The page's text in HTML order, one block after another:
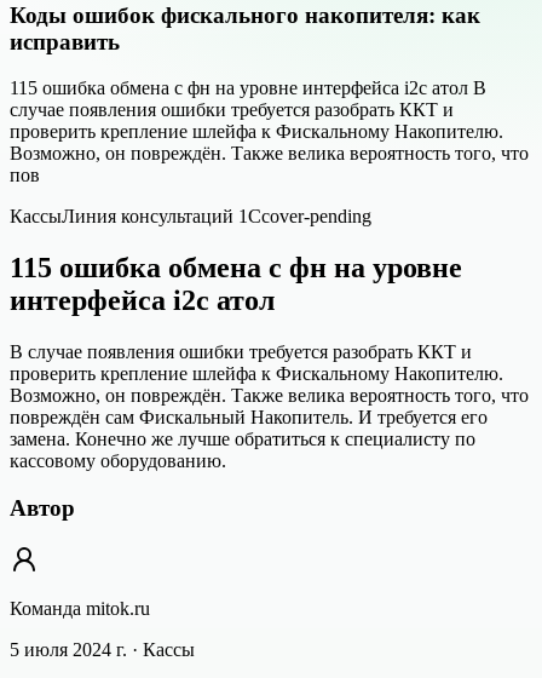
Коды ошибок фискального накопителя: как
исправить
115 ошибка обмена с фн на уровне интерфейса i2c атол В
случае появления ошибки требуется разобрать ККТ и
проверить крепление шлейфа к Фискальному Накопителю.
Возможно, он повреждён. Также велика вероятность того, что
пов
КассыЛиния консультаций 1Сcover-pending
115 ошибка обмена с фн на уровне
интерфейса i2c атол
В случае появления ошибки требуется разобрать ККТ и
проверить крепление шлейфа к Фискальному Накопителю.
Возможно, он повреждён. Также велика вероятность того, что
повреждён сам Фискальный Накопитель. И требуется его
замена. Конечно же лучше обратиться к специалисту по
кассовому оборудованию.
Автор
Команда mitok.ru
5 июля 2024 г. · Кассы